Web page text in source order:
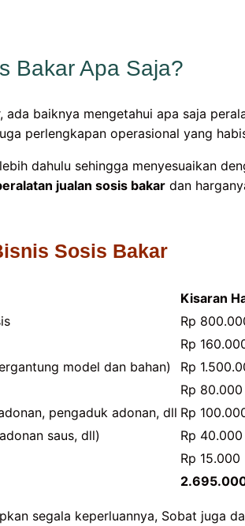
Bakar Apa Saja?
baiknya mengetahui apa saja
perlengkapan operasional yang
dahulu sehingga menyesuaikan
jualan sosis bakardan
Sosis Bakar
Kisaran
Rp
Rp
model dan bahan)
Rp
Rp 80.000
pengaduk adonan, dll Rp
saus, dll)
Rp 40.000
Rp 15.000
segala keperluannya, Sobat juga